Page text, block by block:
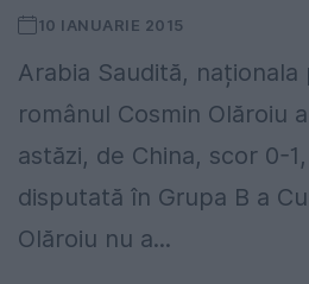
10 IANUARIE 2015
Arabia Saudită,
românul Cosmin Olăroiu
astăzi, de China, scor 0-
disputată în Grupa B a
Olăroiu nu a...